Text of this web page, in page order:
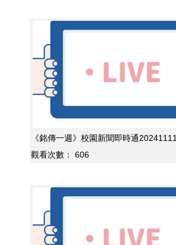
《銘傳一週》校園新聞即時通20241111
觀看次數：
606